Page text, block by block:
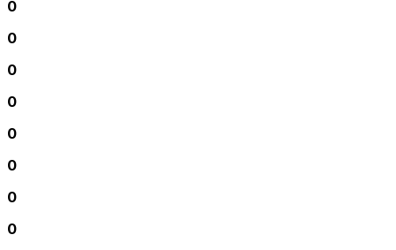
0
0
0
0
0
0
0
0